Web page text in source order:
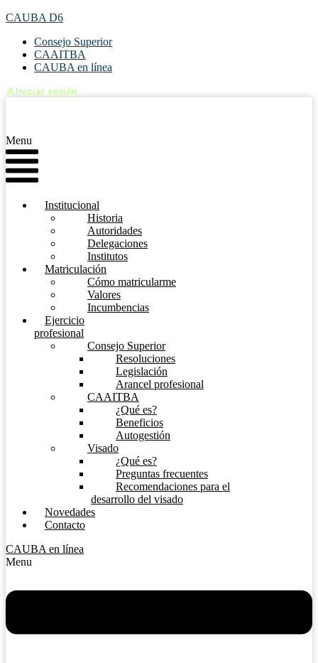
CAUBA D6
Consejo Superior
CAAITBA
CAUBA en línea
Iniciar sesión
Menu
Institucional
Historia
Autoridades
Delegaciones
Institutos
Matriculación
Cómo matricularme
Valores
Incumbencias
Ejercicio
profesional
Consejo Superior
Resoluciones
Legislación
Arancel profesional
CAAITBA
¿Qué es?
Beneficios
Autogestión
Visado
¿Qué es?
Preguntas frecuentes
Recomendaciones para el
desarrollo del visado
Novedades
Contacto
CAUBA en línea
Menu